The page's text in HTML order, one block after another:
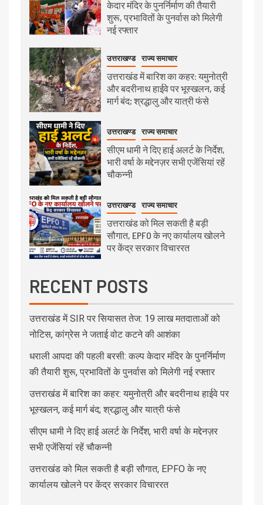
केदार मंदिर के पुनर्निर्माण की तैयारी
शुरू, प्रभावितों के पुनर्वास को मिलेगी
नई रफ्तार
उत्तराखण्ड राज्य समाचार
उत्तराखंड में बारिश का कहर: यमुनोत्री
और बदरीनाथ हाईवे पर भूस्खलन, कई
मार्ग बंद; श्रद्धालु और यात्री फंसे
उत्तराखण्ड राज्य समाचार
सीएम धामी ने दिए हाई अलर्ट के निर्देश,
भारी वर्षा के मद्देनज़र सभी एजेंसियां रहें
चौकन्नी
उत्तराखण्ड राज्य समाचार
उत्तराखंड को मिल सकती है बड़ी
सौगात, EPFO के नए कार्यालय खोलने
पर केंद्र सरकार विचाररत
RECENT POSTS
उत्तराखंड में SIR पर सियासत तेज: 19 लाख मतदाताओं को
नोटिस, कांग्रेस ने जताई वोट कटने की आशंका
धराली आपदा की पहली बरसी: कल्प केदार मंदिर के पुनर्निर्माण
की तैयारी शुरू, प्रभावितों के पुनर्वास को मिलेगी नई रफ्तार
उत्तराखंड में बारिश का कहर: यमुनोत्री और बदरीनाथ हाईवे पर
भूस्खलन, कई मार्ग बंद; श्रद्धालु और यात्री फंसे
सीएम धामी ने दिए हाई अलर्ट के निर्देश, भारी वर्षा के मद्देनज़र
सभी एजेंसियां रहें चौकन्नी
उत्तराखंड को मिल सकती है बड़ी सौगात, EPFO के नए
कार्यालय खोलने पर केंद्र सरकार विचाररत